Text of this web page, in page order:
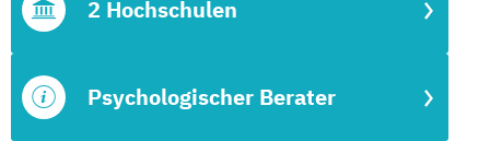
Psychologischer Berater
2 Hochschulen